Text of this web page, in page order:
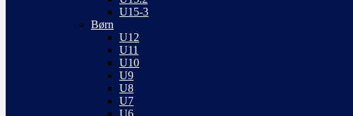
U15-3
Børn
U12
U11
U10
U9
U8
U7
U6